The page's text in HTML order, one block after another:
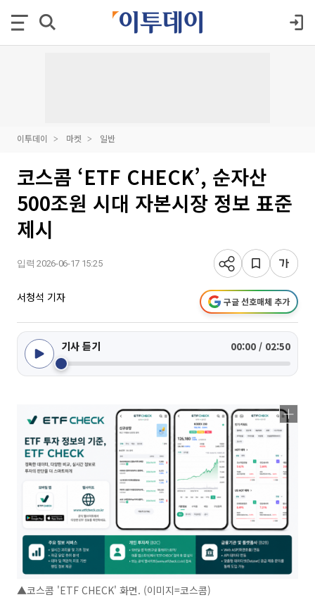
이투데이 마켓 일반
코스콤 ‘ETF CHECK’, 순자산
500조원 시대 자본시장 정보 표준
제시
입력 2026-06-17 15:25
서청석 기자 구글 선호매체 추가
기사 듣기 00:00 / 02:50
▲코스콤 'ETF CHECK' 화면. (이미지=코스콤)